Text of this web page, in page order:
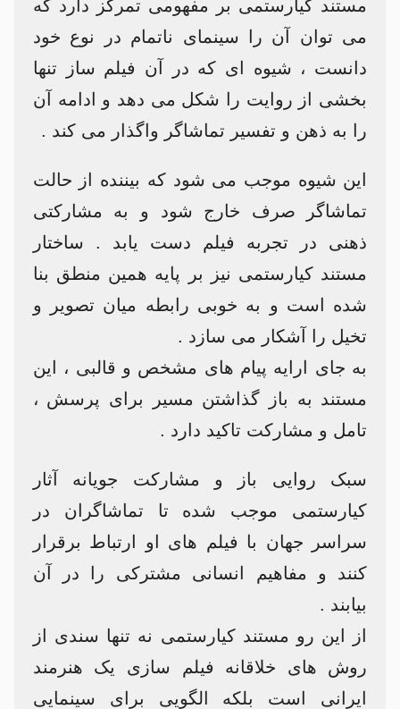
مستند کیارستمی بر مفهومی تمرکز دارد که
می توان آن را سینمای ناتمام در نوع خود
دانست ، شیوه ای که در آن فیلم ساز تنها
بخشی از روایت را شکل می دهد و ادامه آن
را به ذهن و تفسیر تماشاگر واگذار می کند .
این شیوه موجب می شود که بیننده از حالت
تماشاگر صرف خارج شود و به مشارکتی
ذهنی در تجربه فیلم دست یابد . ساختار
مستند کیارستمی نیز بر پایه همین منطق بنا
شده است و به خوبی رابطه میان تصویر و
تخیل را آشکار می سازد .
به جای ارایه پیام های مشخص و قالبی ، این
مستند به باز گذاشتن مسیر برای پرسش ،
تامل و مشارکت تاکید دارد .
سبک روایی باز و مشارکت جویانه آثار
کیارستمی موجب شده تا تماشاگران در
سراسر جهان با فیلم های او ارتباط برقرار
کنند و مفاهیم انسانی مشترکی را در آن
بیابند .
از این رو مستند کیارستمی نه تنها سندی از
روش های خلاقانه فیلم سازی یک هنرمند
ایرانی است بلکه الگویی برای سینمایی